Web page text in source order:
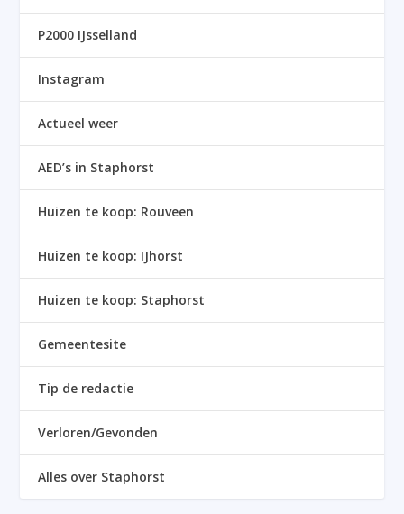
P2000 IJsselland
Instagram
Actueel weer
AED’s in Staphorst
Huizen te koop: Rouveen
Huizen te koop: IJhorst
Huizen te koop: Staphorst
Gemeentesite
Tip de redactie
Verloren/Gevonden
Alles over Staphorst